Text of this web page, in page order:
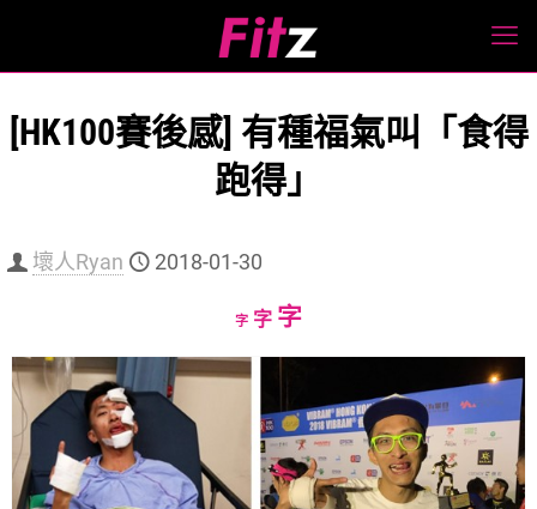
[HK100賽後感] 有種福氣叫「食得
跑得」
壞人Ryan 2018-01-30
字Decrease
size.
字Reset
字Increase